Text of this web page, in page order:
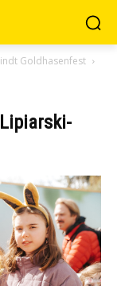
Goldhasenfest